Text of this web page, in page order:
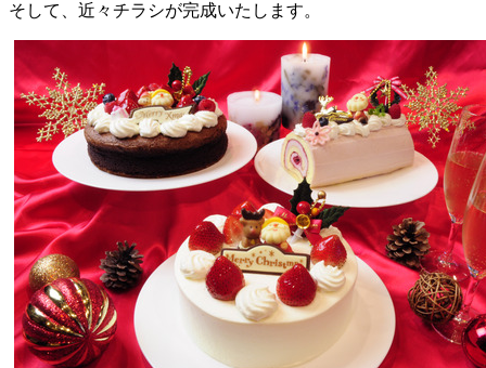
そして、近々チラシが完成いたします。